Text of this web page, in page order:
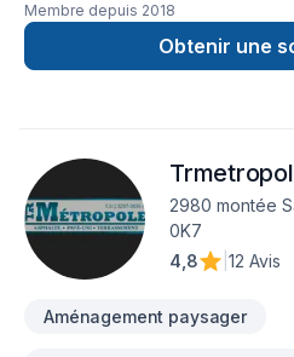
de
expérience, innovation et
transparence, l'écoute et
et vos aspirations.
Membre depuis 2018
Obtenir une
2980 montée
0K7
4,8
12 Avis
Aménagement paysager